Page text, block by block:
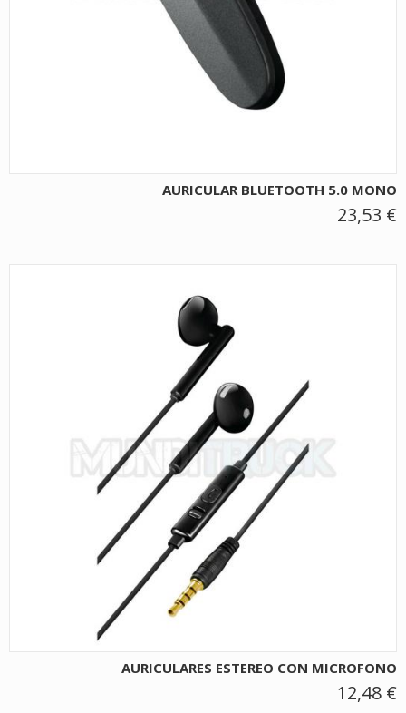
AURICULAR BLUETOOTH 5.0 MONO
23,53 €
AURICULARES ESTEREO CON MICROFONO
12,48 €